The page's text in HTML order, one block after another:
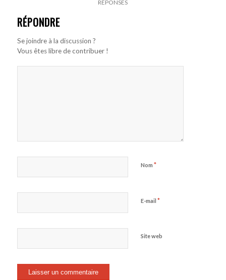
RÉPONSES
RÉPONDRE
Se joindre à la discussion ?
Vous êtes libre de contribuer !
Nom *
E-mail *
Site web